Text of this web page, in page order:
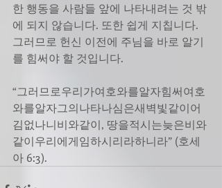
한 행동을 사람들 앞에 나타내려는 것 밖
에 되지 않습니다. 또한 쉽게 지칩니다.
그러므로 헌신 이전에 주님을 바로 알기
를 힘써야 할 것입니다.
“그러므로우리가여호와를알자힘써여호
와를알자그의나타나심은새벽빛같이어
김없나니비와같이, 땅을적시는늦은비와
같이우리에게임하시리라하니라” (호세
아 6:3).